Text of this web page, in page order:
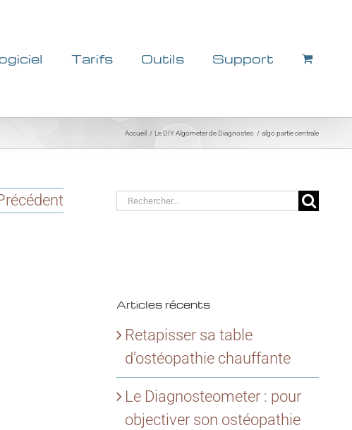
Tarifs Outils Support
Accueil Le DIY Algometer de Diagnosteo algo partie centrale
Rechercher:
Articles récents
Retapisser sa table
d’ostéopathie chauffante
Le Diagnosteometer : pour
objectiver son ostéopathie